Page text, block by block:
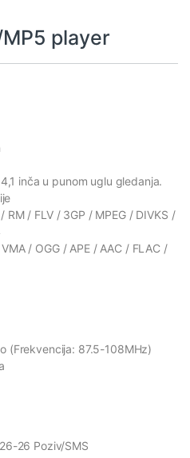
player
inča u punom uglu gledanja.
/ FLV / 3GP / MPEG / DIVKS /
/ OGG / APE / AAC / FLAC /
(Frekvencija: 87.5-108MHz)
26 Poziv/SMS